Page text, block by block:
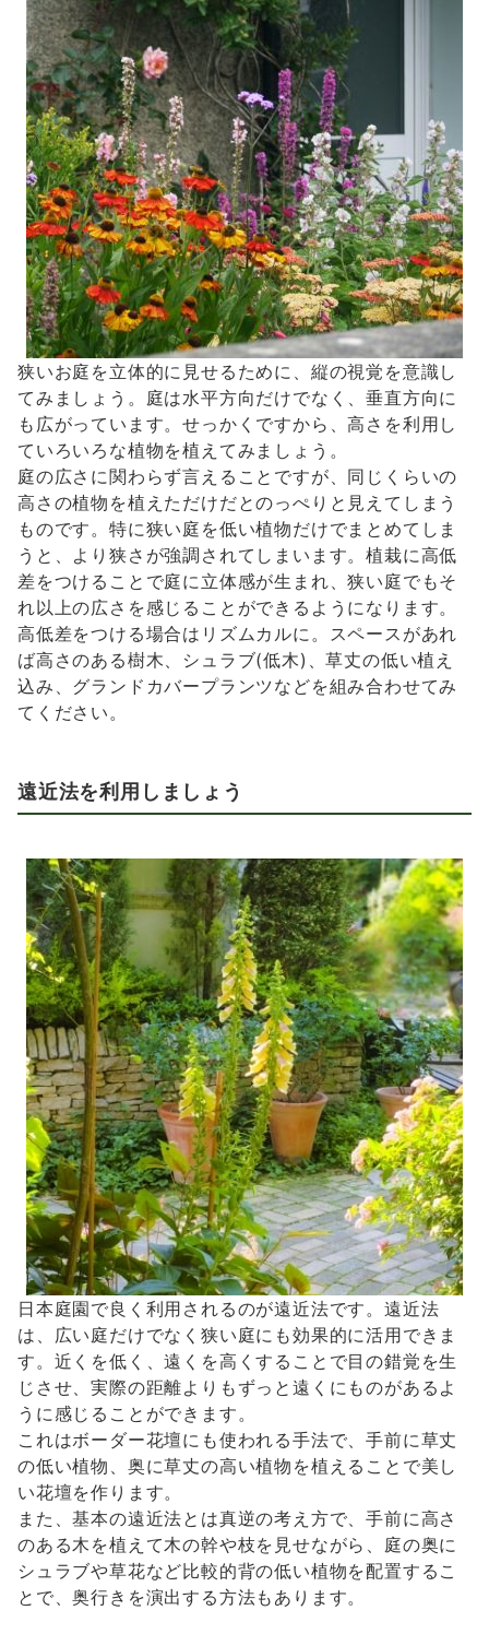
狭いお庭を立体的に見せるために、縦の視覚を意識し
てみましょう。庭は水平方向だけでなく、垂直方向に
も広がっています。せっかくですから、高さを利用し
ていろいろな植物を植えてみましょう。
庭の広さに関わらず言えることですが、同じくらいの
高さの植物を植えただけだとのっぺりと見えてしまう
ものです。特に狭い庭を低い植物だけでまとめてしま
うと、より狭さが強調されてしまいます。植栽に高低
差をつけることで庭に立体感が生まれ、狭い庭でもそ
れ以上の広さを感じることができるようになります。
高低差をつける場合はリズムカルに。スペースがあれ
ば高さのある樹木、シュラブ(低木)、草丈の低い植え
込み、グランドカバープランツなどを組み合わせてみ
てください。
遠近法を利用しましょう
日本庭園で良く利用されるのが遠近法です。遠近法
は、広い庭だけでなく狭い庭にも効果的に活用できま
す。近くを低く、遠くを高くすることで目の錯覚を生
じさせ、実際の距離よりもずっと遠くにものがあるよ
うに感じることができます。
これはボーダー花壇にも使われる手法で、手前に草丈
の低い植物、奥に草丈の高い植物を植えることで美し
い花壇を作ります。
また、基本の遠近法とは真逆の考え方で、手前に高さ
のある木を植えて木の幹や枝を見せながら、庭の奥に
シュラブや草花など比較的背の低い植物を配置するこ
とで、奥行きを演出する方法もあります。